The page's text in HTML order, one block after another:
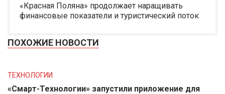
«Красная Поляна» продолжает наращивать
финансовые показатели и туристический поток
ПОХОЖИЕ НОВОСТИ
ТЕХНОЛОГИИ
«Смарт-Технологии» запустили приложение для